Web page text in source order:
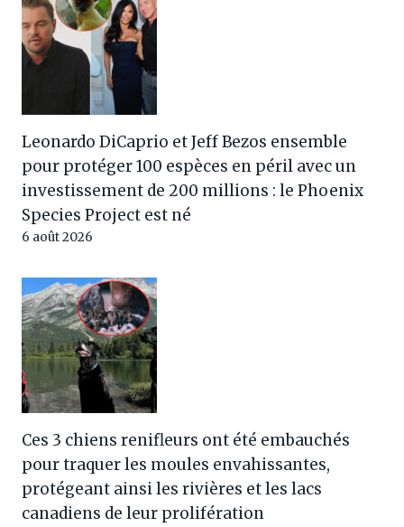
Leonardo DiCaprio et Jeff Bezos ensemble
pour protéger 100 espèces en péril avec un
investissement de 200 millions : le Phoenix
Species Project est né
6 août 2026
Ces 3 chiens renifleurs ont été embauchés
pour traquer les moules envahissantes,
protégeant ainsi les rivières et les lacs
canadiens de leur prolifération